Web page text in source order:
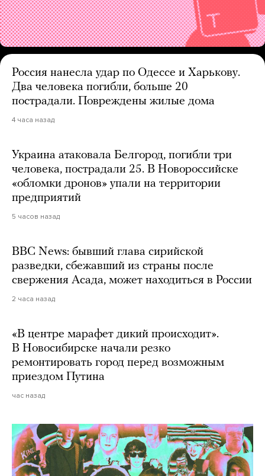
Россия нанесла удар по Одессе и Харькову.
Два человека погибли, больше 20
пострадали. Повреждены жилые дома
4 часа назад
Украина атаковала Белгород, погибли три
человека, пострадали 25. В Новороссийске
«обломки дронов» упали на территории
предприятий
5 часов назад
BBC News: бывший глава сирийской
разведки, сбежавший из страны после
свержения Асада, может находиться в России
2 часа назад
«В центре марафет дикий происходит».
В Новосибирске начали резко
ремонтировать город перед возможным
приездом Путина
час назад